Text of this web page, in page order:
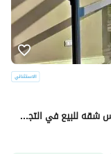
بخصم 35% استلم فوري بتشطيب الترا سوبر لوكس شقه للبيع في التجمع الخامس كمبوند مايان Mayan new cairo امام الرحاب بجوار كريك تاون والمطار دقائق من AUC